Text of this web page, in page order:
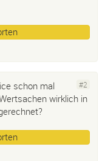
#2
schon mal
wirklich in